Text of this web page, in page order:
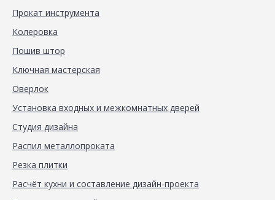
Прокат инструмента
Колеровка
Пошив штор
Ключная мастерская
Оверлок
Установка входных и межкомнатных дверей
Студия дизайна
Распил металлопроката
Резка плитки
Расчёт кухни и составление дизайн-проекта